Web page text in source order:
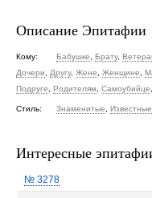
Описание Эпитафии
Кому: Бабушке Брату,
Дочери
Другу, Жене Женщине
Подруге
Родителям Самоубийце
Стиль: Знаменитые Известные
Интересные
№ 3278